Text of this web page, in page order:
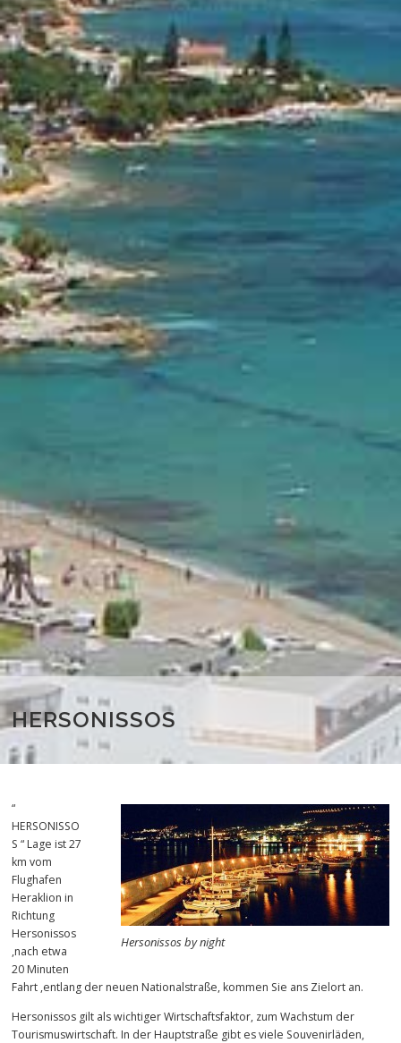
HERSONISSOS
Hersonissos by night
“
HERSONISSO
S “ Lage ist 27
km vom
Flughafen
Heraklion in
Richtung
Hersonissos
,nach etwa
20 Minuten
Fahrt ,entlang der neuen Nationalstraße, kommen Sie ans Zielort an.
Hersonissos gilt als wichtiger Wirtschaftsfaktor, zum Wachstum der
Tourismuswirtschaft. In der Hauptstraße gibt es viele Souvenirläden,